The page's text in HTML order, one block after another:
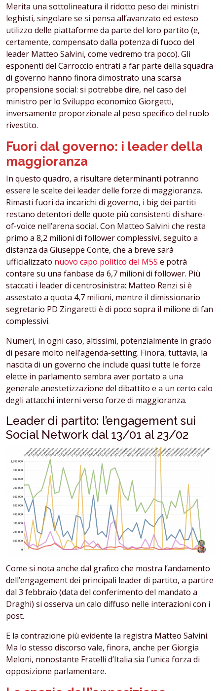
Merita una sottolineatura il ridotto peso dei ministri
leghisti, singolare se si pensa all’avanzato ed esteso
utilizzo delle piattaforme da parte del loro partito (e,
certamente, compensato dalla potenza di fuoco del
leader Matteo Salvini, come vedremo tra poco). Gli
esponenti del Carroccio entrati a far parte della squadra
di governo hanno finora dimostrato una scarsa
propensione social: si potrebbe dire, nel caso del
ministro per lo Sviluppo economico Giorgetti,
inversamente proporzionale al peso specifico del ruolo
rivestito.
Fuori dal governo: i leader della
maggioranza
In questo quadro, a risultare determinanti potranno
essere le scelte dei leader delle forze di maggioranza.
Rimasti fuori da incarichi di governo, i big dei partiti
restano detentori delle quote più consistenti di share-
of-voice nell’arena social. Con Matteo Salvini che resta
primo a 8,2 milioni di follower complessivi, seguito a
distanza da Giuseppe Conte, che a breve sarà
ufficializzato nuovo capo politico del M5S e potrà
contare su una fanbase da 6,7 milioni di follower. Più
staccati i leader di centrosinistra: Matteo Renzi si è
assestato a quota 4,7 milioni, mentre il dimissionario
segretario PD Zingaretti è di poco sopra il milione di fan
complessivi.
Numeri, in ogni caso, altissimi, potenzialmente in grado
di pesare molto nell’agenda-setting. Finora, tuttavia, la
nascita di un governo che include quasi tutte le forze
elette in parlamento sembra aver portato a una
generale anestetizzazione del dibattito e a un certo calo
degli attacchi interni verso forze di maggioranza.
Leader di partito: l’engagement sui
Social Network dal 13/01 al 23/02
Come si nota anche dal grafico che mostra l’andamento
dell’engagement dei principali leader di partito, a partire
dal 3 febbraio (data del conferimento del mandato a
Draghi) si osserva un calo diffuso nelle interazioni con i
post.
E la contrazione più evidente la registra Matteo Salvini.
Ma lo stesso discorso vale, finora, anche per Giorgia
Meloni, nonostante Fratelli d’Italia sia l’unica forza di
opposizione parlamentare.